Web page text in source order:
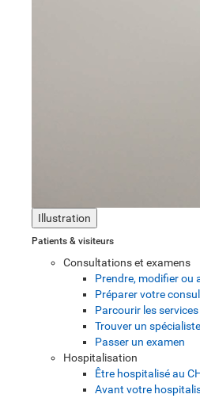
Illustration
Patients & visiteurs
Consultations et examens
Prendre, modifier ou
Préparer votre
Parcourir les
Trouver un spécialiste
Passer un examen
Hospitalisation
Être hospitalisé au
Avant votre